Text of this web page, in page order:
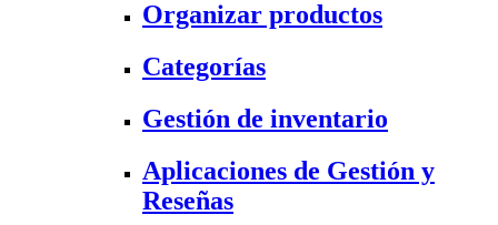
Organizar productos
Categorías
Gestión de inventario
Aplicaciones de Gestión y
Reseñas